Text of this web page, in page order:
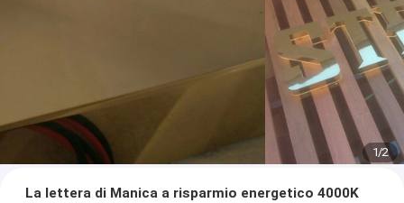
1/2
La lettera di Manica a risparmio energetico 4000K